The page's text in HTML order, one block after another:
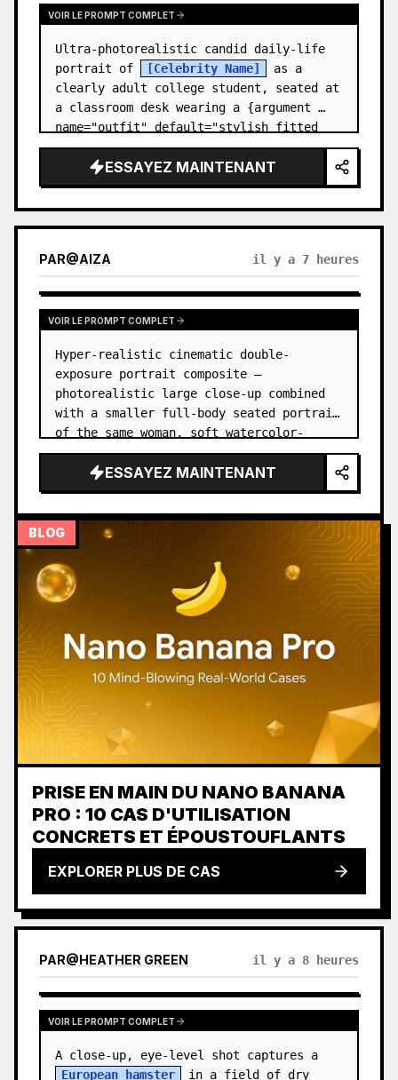
VOIR LE PROMPT COMPLET
Ultra-photorealistic candid daily-life
portrait of
[Celebrity Name]
as a
clearly adult college student, seated at
a classroom desk wearing a {argument
name="outfit" default="stylish fitted
college outfit with a white…
ESSAYEZ MAINTENANT
PAR@AIZA il y a 7 heures
VOIR LE PROMPT COMPLET
Hyper-realistic cinematic double-
exposure portrait composite —
photorealistic large close-up combined
with a smaller full-body seated portrait
of the same woman, soft watercolor-
splash scrapbook background, elegant
hand-drawn doodle decorations, zero flat
AI l…
ESSAYEZ MAINTENANT
BLOG
PRISE EN MAIN DU NANO BANANA
PRO : 10 CAS D'UTILISATION
CONCRETS ET ÉPOUSTOUFLANTS
EXPLORER PLUS DE CAS
PAR@HEATHER GREEN il y a 8 heures
VOIR LE PROMPT COMPLET
European hamster
in a field of dry